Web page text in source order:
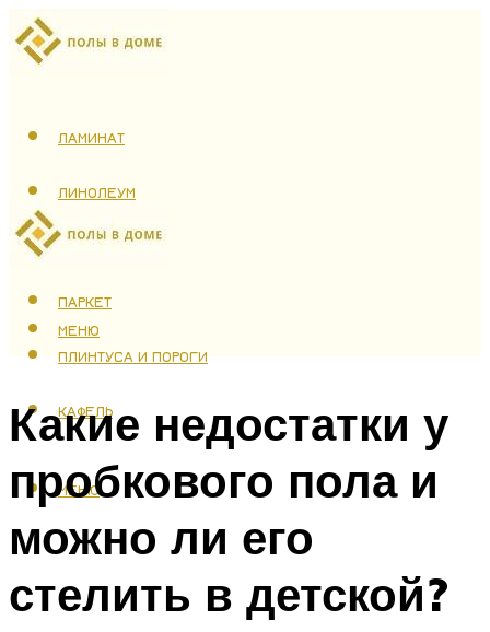
ЛАМИНАТ
ЛИНОЛЕУМ
ТЕПЛЫЙ ПОЛ
ПАРКЕТ
ПЛИНТУСА И ПОРОГИ
КАФЕЛЬ
МЕНЮ
МЕНЮ
Какие недостатки у
пробкового пола и
можно ли его
стелить в детской?